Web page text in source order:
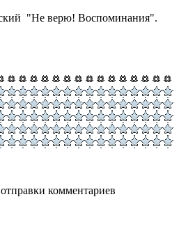
"Не верю! Воспоминания".
комментариев